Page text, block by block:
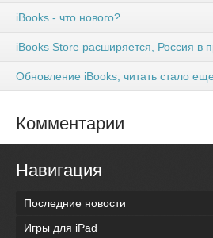
iBooks - что нового?
iBooks Store расширяется, Россия в
Обновление iBooks, читать стало
Комментарии
Навигация
Последние новости
Игры для iPad